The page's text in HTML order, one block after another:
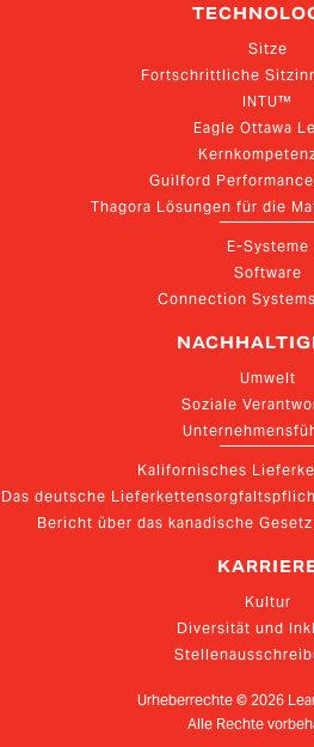
Sitze
Fortschrittliche
INTU™
Eagle Ottawa
Guilford
Thagora Lösungen für die
E-Systeme
Software
Connection
Umwelt
Soziale
Kalifornisches
Das deutsche
Bericht über das kanadische
Kultur
Diversität und
Urheberrechte © 2026
Alle Rechte